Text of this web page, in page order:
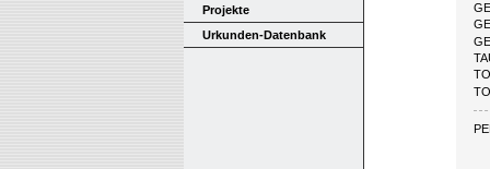
Projekte
Urkunden-Datenbank